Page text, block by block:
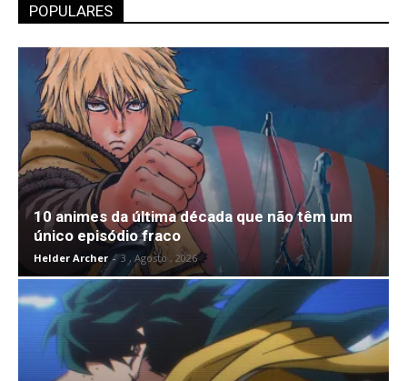
POPULARES
10 animes da última década que não têm um
único episódio fraco
Helder Archer - 3 , Agosto , 2026